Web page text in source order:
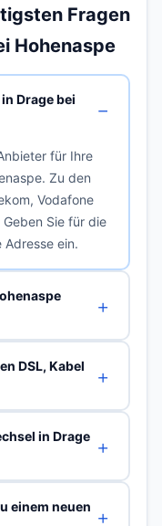
Fragen
Hohenaspe
Drage bei
für Ihre
Zu den
Vodafone
Sie für die
ein.
DSL, Kabel
in Drage
einem neuen